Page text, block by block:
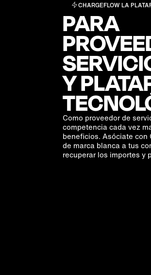
CHARGEFLOW LA
PARA
Y
Como proveedor de
competencia cada vez
beneficios. Asóciate con
de marca blanca a tus
recuperar los importes y